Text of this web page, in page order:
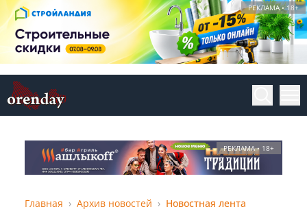
РЕКЛАМА • 18+
РЕКЛАМА • 18+
Главная Архив новостей Новостная лента